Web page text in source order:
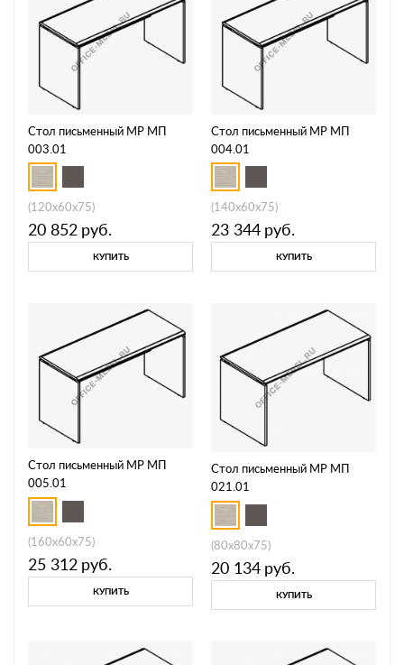
Стол письменный МР МП
003.01
(120x60x75)
20 852 руб.
КУПИТЬ
Стол письменный МР МП
004.01
(140x60x75)
23 344 руб.
КУПИТЬ
Стол письменный МР МП
005.01
(160x60x75)
25 312 руб.
КУПИТЬ
Стол письменный МР МП
021.01
(80x80x75)
20 134 руб.
КУПИТЬ